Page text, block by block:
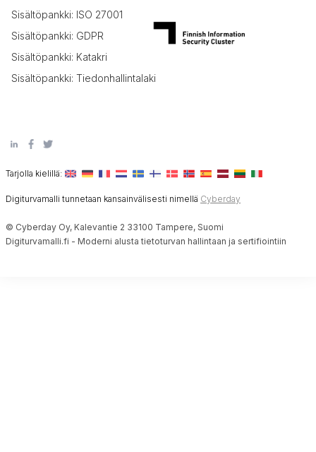
Sisältöpankki: ISO 27001
Sisältöpankki: GDPR
Sisältöpankki: Katakri
Sisältöpankki: Tiedonhallintalaki
Tarjolla kielillä:
Digiturvamalli tunnetaan kansainvälisesti nimellä Cyberday
© Cyberday Oy, Kalevantie 2 33100 Tampere, Suomi
Digiturvamalli.fi - Moderni alusta tietoturvan hallintaan ja sertifiointiin